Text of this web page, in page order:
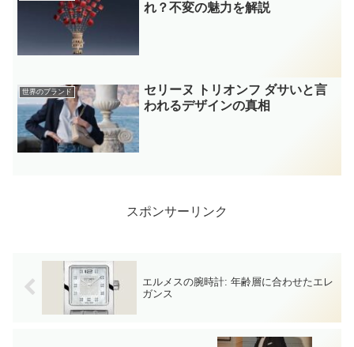
れ？不変の魅力を解説
世界のブランド
セリーヌ トリオンフ ダサいと言
われるデザインの真相
スポンサーリンク
エルメスの腕時計: 年齢層に合わせたエレ
ガンス